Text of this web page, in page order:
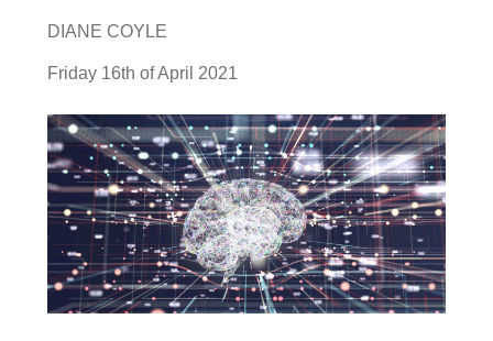
DIANE COYLE
Friday 16th of April 2021